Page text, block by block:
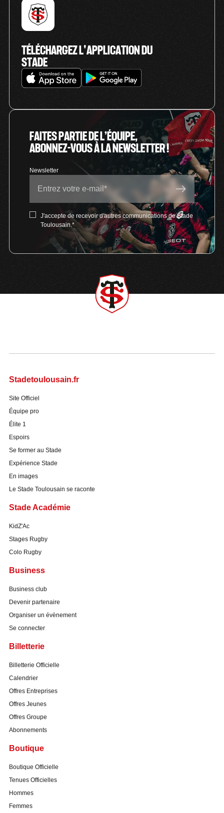
TÉLÉCHARGEZ L'APPLICATION DU
STADE
FAITES PARTIE DE L’ÉQUIPE,
ABONNEZ-VOUS À LA NEWSLETTER !
J'accepte de recevoir d'autres communications de Stade
Toulousain.*
Stadetoulousain.fr
Site Officiel
Équipe pro
Élite 1
Espoirs
Se former au Stade
Expérience Stade
En images
Le Stade Toulousain se raconte
Stade Académie
KidZ'Ac
Stages Rugby
Colo Rugby
Business
Business club
Devenir partenaire
Organiser un évènement
Se connecter
Billetterie
Billetterie Officielle
Calendrier
Offres Entreprises
Offres Jeunes
Offres Groupe
Abonnements
Boutique
Boutique Officielle
Tenues Officielles
Hommes
Femmes